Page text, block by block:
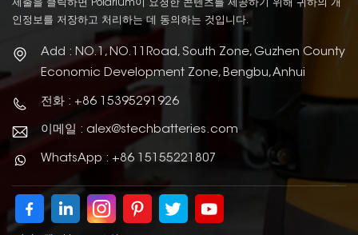
제출을 클릭하면 Polarium이 요청한 콘텐츠를 제공하기 위해 귀하의 개
인정보를 저장하고 처리하는 데 동의하는 것입니다.
Add : NO.1, NO.11Road, South Zone, Guzhen County
Economic Development Zone, Bengbu, Anhui
전화 : +86 15395291926
이메일 : alex@stechbatteries.com
WhatsApp : +86 15155221807